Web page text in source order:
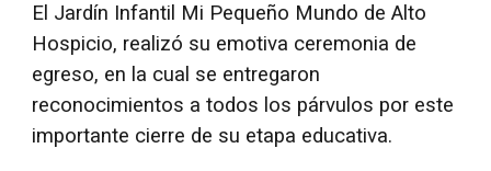
El Jardín Infantil Mi Pequeño Mundo de Alto
Hospicio, realizó su emotiva ceremonia de
egreso, en la cual se entregaron
reconocimientos a todos los párvulos por este
importante cierre de su etapa educativa.